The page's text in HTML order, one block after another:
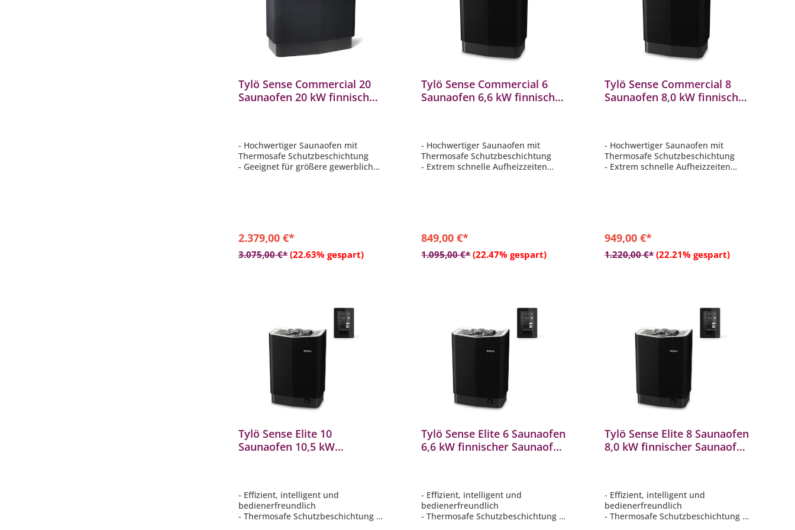
Tylö Sense Commercial 20
Saunaofen 20 kW finnischer
- Hochwertiger Saunaofen mit
Thermosafe Schutzbeschichtung
- Geeignet für größere gewerbliche
2.379,00 €*
3.075,00 €* (22.63% gespart)
In den Warenkorb
Tylö Sense Commercial 6
Saunaofen 6,6 kW finnischer
- Hochwertiger Saunaofen mit
Thermosafe Schutzbeschichtung
- Extrem schnelle Aufheizzeiten
849,00 €*
1.095,00 €* (22.47% gespart)
In den Warenkorb
Tylö Sense Commercial 8
Saunaofen 8,0 kW finnischer
- Hochwertiger Saunaofen mit
Thermosafe Schutzbeschichtung
- Extrem schnelle Aufheizzeiten
949,00 €*
1.220,00 €* (22.21% gespart)
In den Warenkorb
Tylö Sense Elite 10
Saunaofen 10,5 kW
- Effizient, intelligent und
bedienerfreundlich
- Thermosafe Schutzbeschichtung -
Tylö Sense Elite 6 Saunaofen
6,6 kW finnischer Saunaofen
- Effizient, intelligent und
bedienerfreundlich
- Thermosafe Schutzbeschichtung -
Tylö Sense Elite 8 Saunaofen
8,0 kW finnischer Saunaofen
- Effizient, intelligent und
bedienerfreundlich
- Thermosafe Schutzbeschichtung -